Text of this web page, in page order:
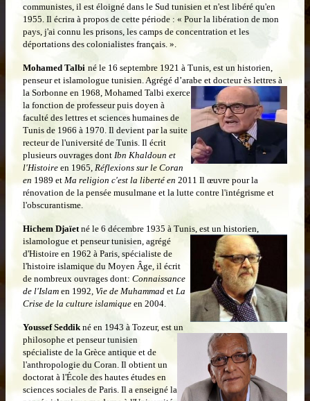
communistes, il est éloigné dans le Sud tunisien et n'est libéré qu'en
1955. Il écrira à propos de cette période : « Pour la libération de mon
pays, j'ai connu les prisons, les camps de concentration et les
déportations des colonialistes français. ».
Mohamed Talbi né le 16 septembre 1921 à Tunis, est un historien,
penseur et islamologue tunisien. Agrégé d’arabe et docteur ès lettres à
la Sorbonne en 1968, Mohamed Talbi exerce
la fonction de professeur puis doyen à
faculté des lettres et sciences humaines de
Tunis de 1966 à 1970. Il devient par la suite
recteur de l'université de Tunis. Il écrit
plusieurs ouvrages dont Ibn Khaldoun et
l'Histoire en 1965, Réflexions sur le Coran
en 1989 et Ma religion c'est la liberté en 2011 Il œuvre pour la
rénovation de la pensée musulmane et la lutte contre l'intégrisme et
l'obscurantisme.
Hichem Djaïet né le 6 décembre 1935 à Tunis, est un historien,
islamologue et penseur tunisien, agrégé
d'Histoire en 1962 à Paris, spécialiste de
l'histoire islamique du Moyen Âge, il écrit
de nombreux ouvrages dont: Connaissance
de l'Islam en 1992, Vie de Muhammad et La
Crise de la culture islamique en‎ 2004.
Youssef Seddik né en 1943 à Tozeur, est un
philosophe et penseur tunisien
spécialiste de la Grèce antique et de
l'anthropologie du Coran. Il obtient un
doctorat à l'École des hautes études en
sciences sociales de Paris. Il a enseigné la